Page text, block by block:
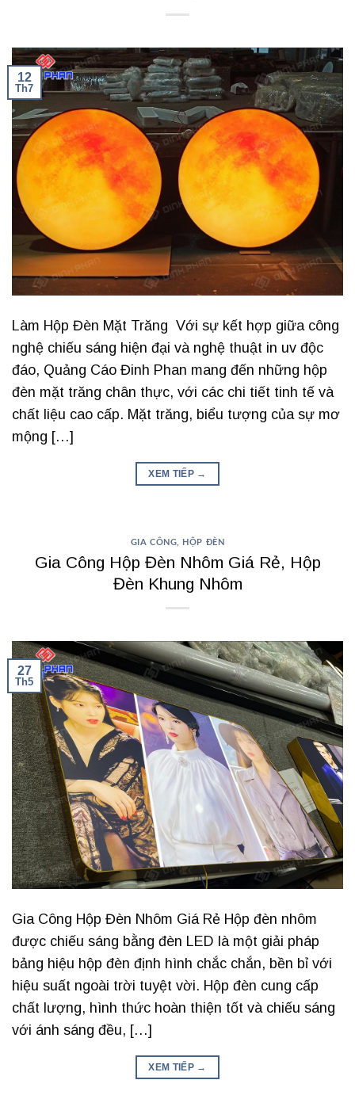
12
Th7
Làm Hộp Đèn Mặt Trăng Với sự kết hợp giữa công
nghệ chiếu sáng hiện đại và nghệ thuật in uv độc
đáo, Quảng Cáo Đinh Phan mang đến những hộp
đèn mặt trăng chân thực, với các chi tiết tinh tế và
chất liệu cao cấp. Mặt trăng, biểu tượng của sự mơ
mộng […]
XEM TIẾP →
GIA CÔNG, HỘP ĐÈN
Gia Công Hộp Đèn Nhôm Giá Rẻ, Hộp
Đèn Khung Nhôm
27
Th5
Gia Công Hộp Đèn Nhôm Giá Rẻ Hộp đèn nhôm
được chiếu sáng bằng đèn LED là một giải pháp
bảng hiệu hộp đèn định hình chắc chắn, bền bỉ với
hiệu suất ngoài trời tuyệt vời. Hộp đèn cung cấp
chất lượng, hình thức hoàn thiện tốt và chiếu sáng
với ánh sáng đều, […]
XEM TIẾP →